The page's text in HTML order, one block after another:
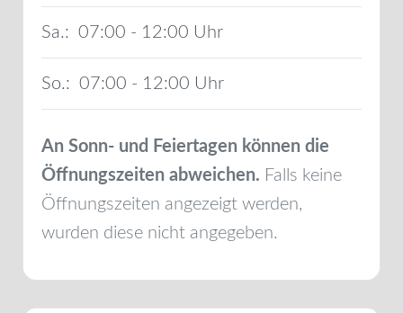
Sa.: 07:00 - 12:00
So.: 07:00 - 12:00
An Sonn- und Feiertagen können die
Öffnungszeiten abweichen. Falls keine
Öffnungszeiten angezeigt werden,
wurden diese nicht angegeben.